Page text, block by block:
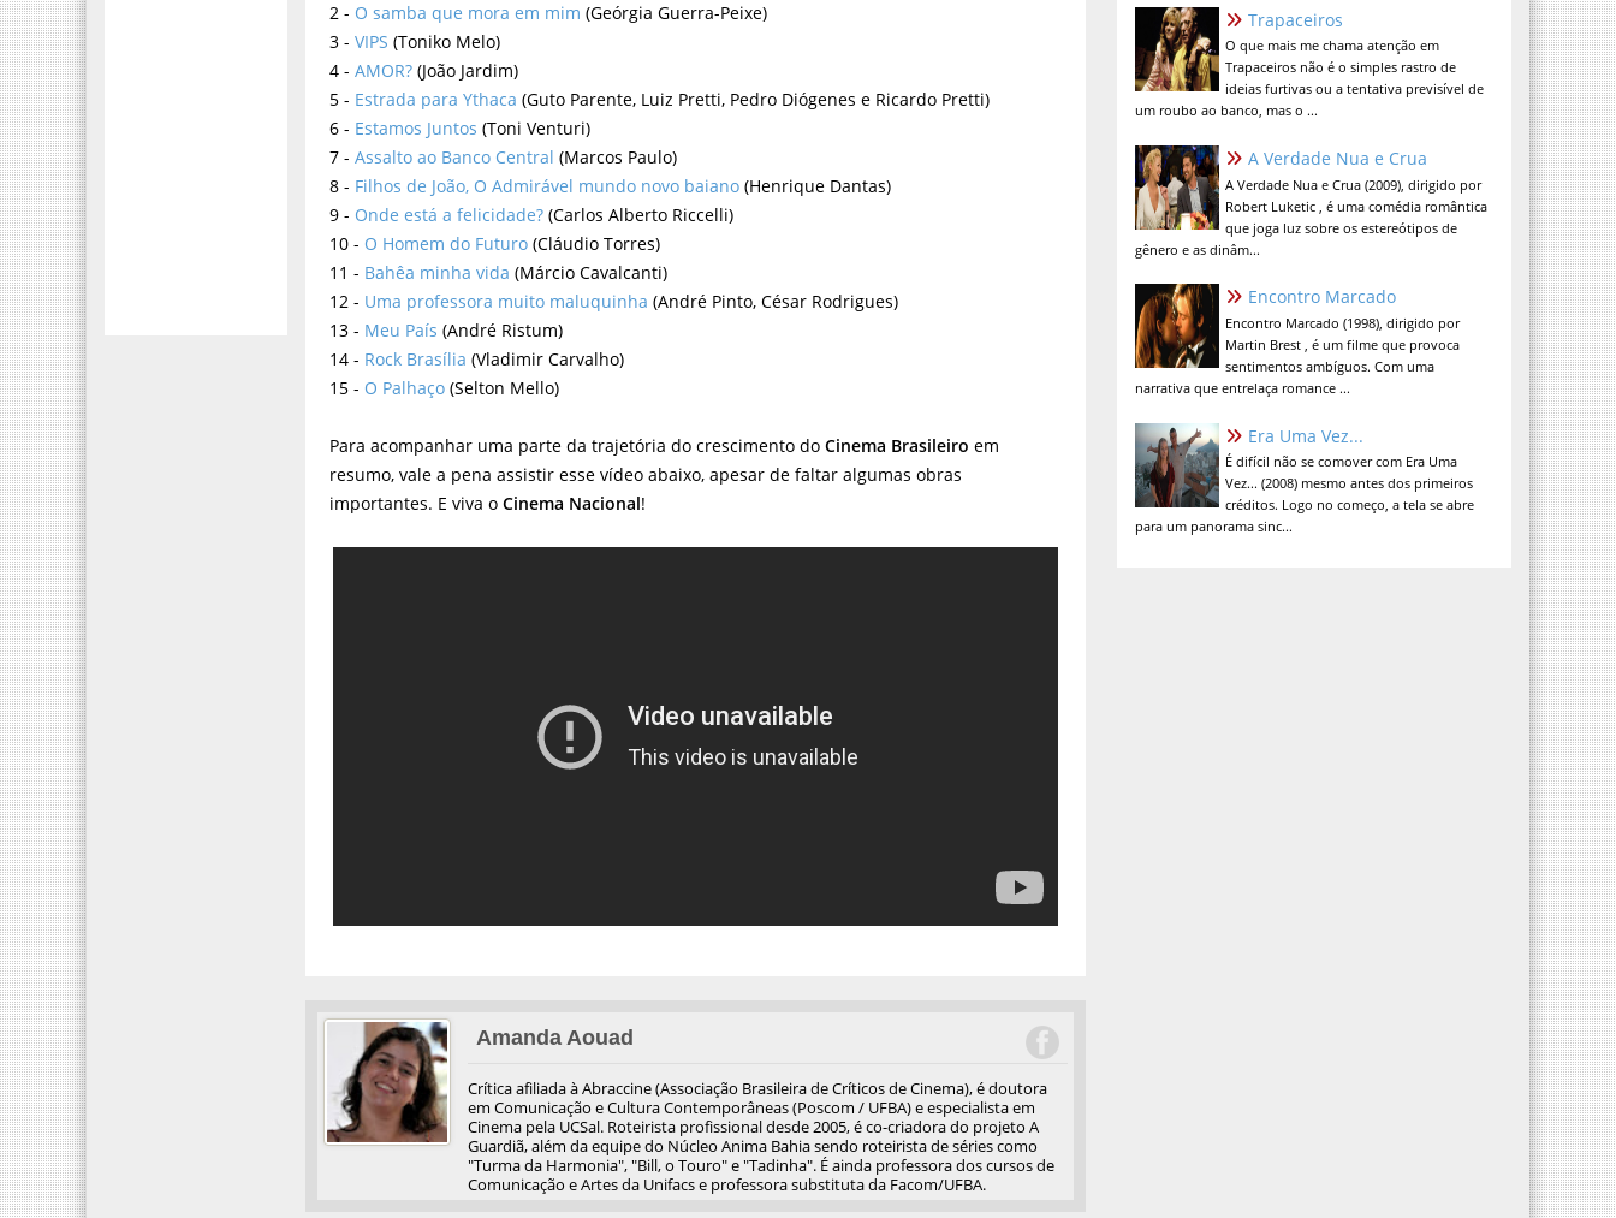
2 - O samba que mora em mim (Geórgia Guerra-Peixe)
3 -VIPS (Toniko Melo)
4 -AMOR? (João Jardim)
5 - Estrada para Ythaca (Guto Parente, Luiz Pretti, Pedro Diógenes e Ricardo Pretti)
6 - Estamos Juntos (Toni Venturi)
7 -Assalto ao Banco Central (Marcos Paulo)
8 - Filhos de João, O Admirável mundo novo baiano (Henrique Dantas)
9 - Onde está a felicidade? (Carlos Alberto Riccelli)
10 - O Homem do Futuro (Cláudio Torres)
11 - Bahêa minha vida (Márcio Cavalcanti)
12 - Uma professora muito maluquinha (André Pinto, César Rodrigues)
13 - Meu País (André Ristum)
14 - Rock Brasília (Vladimir Carvalho)
15 - O Palhaço (Selton Mello)
Para acompanhar uma parte da trajetória do crescimento doCinema Brasileiro em
resumo, vale a pena assistir esse vídeo abaixo, apesar de faltar algumas obras
importantes. E viva oCinema Nacional!
Amanda Aouad
Crítica afiliada à Abraccine (Associação Brasileira de Críticos de Cinema), é doutora
em Comunicação e Cultura Contemporâneas (Poscom / UFBA) e especialista em
Cinema pela UCSal. Roteirista profissional desde 2005, é co-criadora do projeto A
Guardiã, além da equipe do Núcleo Anima Bahia sendo roteirista de séries como
"Turma da Harmonia", "Bill, o Touro" e "Tadinha". É ainda professora dos cursos de
Comunicação e Artes da Unifacs e professora substituta da Facom/UFBA.
Trapaceiros
O que mais me chama atenção em
Trapaceiros não é o simples rastro de
ideias furtivas ou a tentativa previsível de
um roubo ao banco, mas o ...
A Verdade Nua e Crua
A Verdade Nua e Crua (2009), dirigido por
Robert Luketic , é uma comédia romântica
que joga luz sobre os estereótipos de
gênero e as dinâm...
Encontro Marcado
Encontro Marcado (1998), dirigido por
Martin Brest , é um filme que provoca
sentimentos ambíguos. Com uma
narrativa que entrelaça romance ...
Era Uma Vez...
É difícil não se comover com Era Uma
Vez... (2008) mesmo antes dos primeiros
créditos. Logo no começo, a tela se abre
para um panorama sinc...